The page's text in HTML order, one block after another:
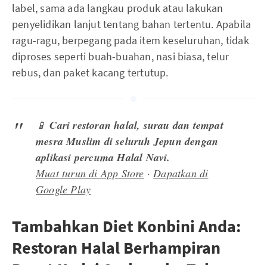
label, sama ada langkau produk atau lakukan
penyelidikan lanjut tentang bahan tertentu. Apabila
ragu-ragu, berpegang pada item keseluruhan, tidak
diproses seperti buah-buahan, nasi biasa, telur
rebus, dan paket kacang tertutup.
📱Cari restoran halal, surau dan tempat
mesra Muslim di seluruh Jepun dengan
aplikasi percuma Halal Navi.
Muat turun di App Store · Dapatkan di
Google Play
Tambahkan Diet Konbini Anda:
Restoran Halal Berhampiran